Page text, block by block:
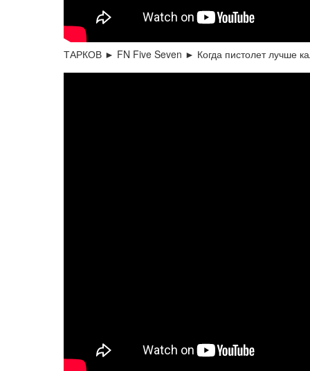
ТАРКОВ ► FN Five Seven ► Когда пистолет лучше